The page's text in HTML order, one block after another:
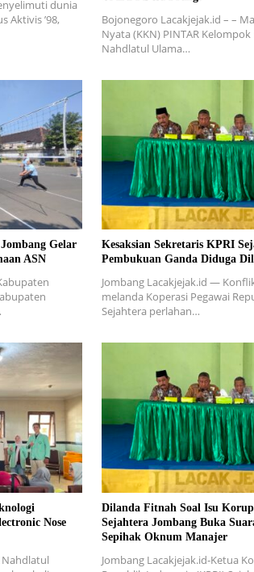
dunia
Aktivis ’98,
Bojonegoro Lacakjejak.id – –
Nyata (KKN) PINTAR
Nahdlatul Ulama…
Gelar
ASN
Kesaksian Sekretaris KPRI
Pembukuan Ganda Diduga
Jombang Lacakjejak.id —
melanda Koperasi Pegawai
Sejahtera perlahan…
Nose
Nahdlatul
Dilanda Fitnah Soal Isu
Sejahtera Jombang Buka
Sepihak Oknum Manajer
Jombang Lacakjejak.id-Ketua